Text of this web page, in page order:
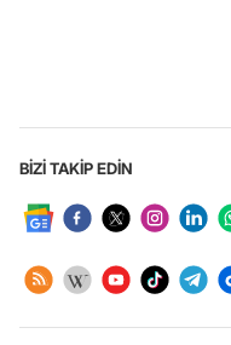
BİZİ TAKİP EDİN